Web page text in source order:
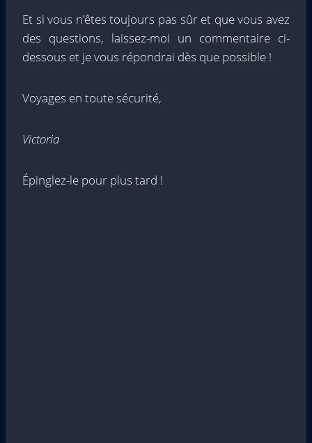
Et si vous n’êtes toujours pas sûr et que vous avez
des questions, laissez-moi un commentaire ci-
dessous et je vous répondrai dès que possible !
Voyages en toute sécurité,
Victoria
Épinglez-le pour plus tard !